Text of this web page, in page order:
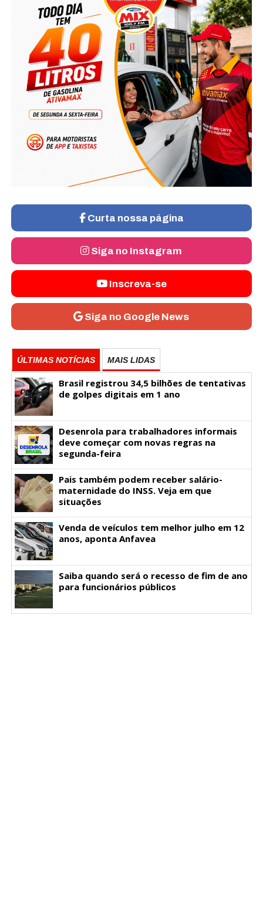
Curta nossa página
Siga no Instagram
Inscreva-se
Siga no Google News
ÚLTIMAS NOTÍCIAS MAIS LIDAS
Brasil registrou 34,5 bilhões de tentativas
de golpes digitais em 1 ano
Desenrola para trabalhadores informais
deve começar com novas regras na
segunda-feira
Pais também podem receber salário-
maternidade do INSS. Veja em que
situações
Venda de veículos tem melhor julho em 12
anos, aponta Anfavea
Saiba quando será o recesso de fim de ano
para funcionários públicos